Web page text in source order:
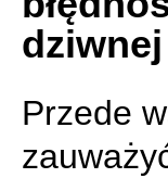
Przede